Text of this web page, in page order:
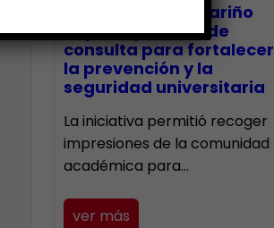
CECA Santiago Mariño
impulsó jornada de
consulta para fortalecer
la prevención y la
seguridad universitaria
La iniciativa permitió recoger
impresiones de la comunidad
académica para…
ver más